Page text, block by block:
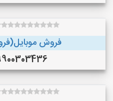
فروش
09900303436